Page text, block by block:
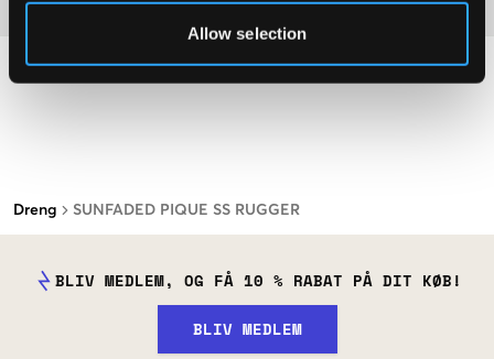
Allow selection
Dreng SUNFADED PIQUE SS RUGGER
Materiale
BLIV MEDLEM, OG FÅ 10 % RABAT PÅ DIT KØB!
BLIV MEDLEM